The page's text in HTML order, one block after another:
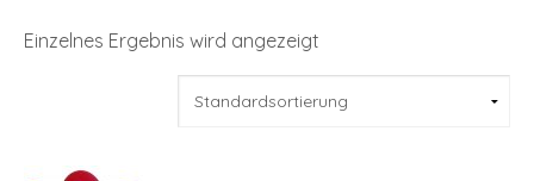
Einzelnes Ergebnis wird angezeigt